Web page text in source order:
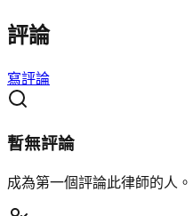
評論
寫評論
暫無評論
成為第一個評論此律師的人。